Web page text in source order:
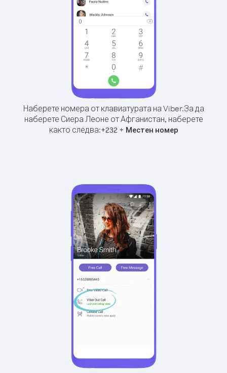
Наберете номера от клавиатурата на Viber.За да
наберете Сиера Леоне от Афганистан, наберете
както следва:+232+ Местен номер